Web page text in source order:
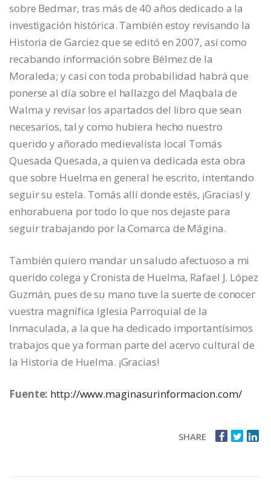
sobre Bedmar, tras más de 40 años dedicado a la
investigación histórica. También estoy revisando la
Historia de Garciez que se editó en 2007, así como
recabando información sobre Bélmez de la
Moraleda; y casi con toda probabilidad habrá que
ponerse al día sobre el hallazgo del Maqbala de
Walma y revisar los apartados del libro que sean
necesarios, tal y como hubiera hecho nuestro
querido y añorado medievalista local Tomás
Quesada Quesada, a quien va dedicada esta obra
que sobre Huelma en general he escrito, intentando
seguir su estela. Tomás allí donde estés, ¡Gracias! y
enhorabuena por todo lo que nos dejaste para
seguir trabajando por la Comarca de Mágina.
También quiero mandar un saludo afectuoso a mi
querido colega y Cronista de Huelma, Rafael J. López
Guzmán, pues de su mano tuve la suerte de conocer
vuestra magnífica Iglesia Parroquial de la
Inmaculada, a la que ha dedicado importantísimos
trabajos que ya forman parte del acervo cultural de
la Historia de Huelma. ¡Gracias!
Fuente: http://www.maginasurinformacion.com/
SHARE